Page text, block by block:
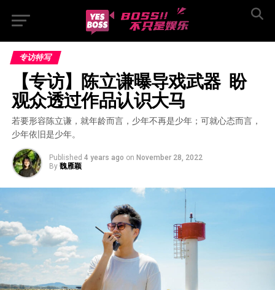
专访特写
【专访】陈立谦曝导戏武器  盼
观众透过作品认识大马
若要形容陈立谦，就年龄而言，少年不再是少年；可就心态而言，
少年依旧是少年。
Published 4 years ago on November 28, 2022
By 魏雁颖